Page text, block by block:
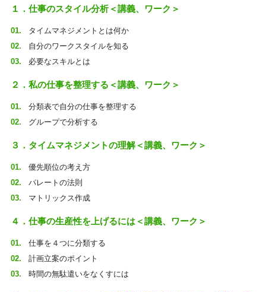
１．仕事のスタイル分析＜講義、ワーク＞
タイムマネジメントとは何か
自分のワークスタイルを知る
必要なスキルとは
２．私の仕事を整理する＜講義、ワーク＞
分類表で自分の仕事を整理する
グループで分析する
３．タイムマネジメントの理解＜講義、ワーク＞
優先順位の考え方
パレートの法則
マトリックス作成
４．仕事の生産性を上げるには＜講義、ワーク＞
仕事を４つに分類する
計画立案のポイント
時間の無駄遣いをなくすには